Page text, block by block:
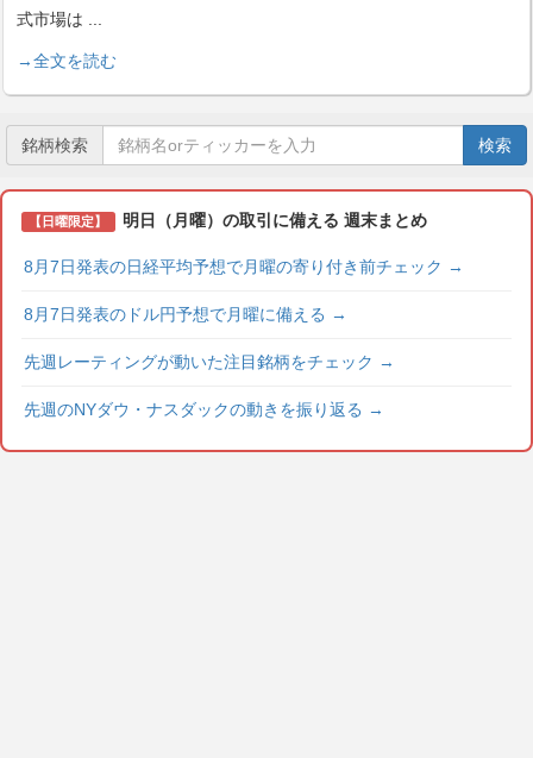
式市場は
→全文を読む
銘柄検索 検索
【日曜限定】 明日（月曜）の取引に備える 週末まとめ
8月7日発表の日経平均予想で月曜の寄り付き前チェック →
8月7日発表のドル円予想で月曜に備える →
先週レーティングが動いた注目銘柄をチェック →
先週のNYダウ・ナスダックの動きを振り返る →